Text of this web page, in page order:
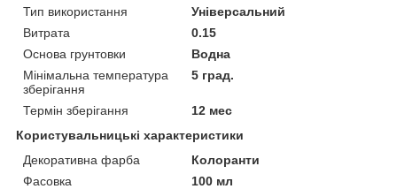
Тип використання
Універсальний
Витрата
0.15
Основа грунтовки
Водна
Мінімальна температура
зберігання
5 град.
Термін зберігання
12 мес
Користувальницькі характеристики
Декоративна фарба
Колоранти
Фасовка
100 мл